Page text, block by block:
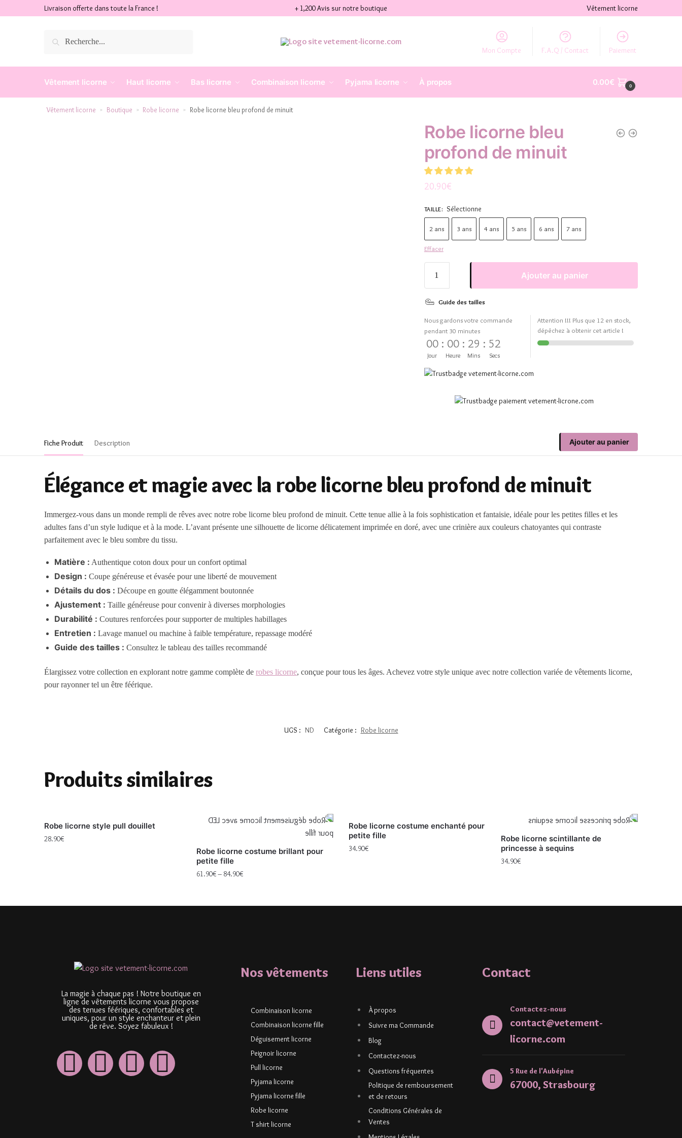
Livraison offerte dans toute la France ! + 1,200 Avis sur notre boutique Vêtement licorne
Recherche Mon Compte F.A.Q / Contact Paiement
Vêtement licorne Haut licorne Bas licorne Combinaison licorne Pyjama licorne À propos 0.00€ 0
Vêtement licorne » Boutique » Robe licorne » Robe licorne bleu profond de minuit
Robe licorne bleu
profond de minuit
20.90€
TAILLE: Sélectionne
2 ans 3 ans 4 ans 5 ans 6 ans 7 ans
Effacer
Ajouter au panier
Guide des tailles
Nous gardons votre commande
pendant 30 minutes
00
Jour
: 00
Heure
: 29
Mins
: 51
Secs
Attention !!! Plus que 12 en stock,
dépêchez à obtenir cet article !
Fiche Produit Description Ajouter au panier
Élégance et magie avec la robe licorne bleu profond de minuit
Immergez-vous dans un monde rempli de rêves avec notre robe licorne bleu profond de minuit. Cette tenue allie à la fois sophistication et fantaisie, idéale pour les petites filles et les
adultes fans d’un style ludique et à la mode. L’avant présente une silhouette de licorne délicatement imprimée en doré, avec une crinière aux couleurs chatoyantes qui contraste
parfaitement avec le bleu sombre du tissu.
Matière : Authentique coton doux pour un confort optimal
Design : Coupe généreuse et évasée pour une liberté de mouvement
Détails du dos : Découpe en goutte élégamment boutonnée
Ajustement : Taille généreuse pour convenir à diverses morphologies
Durabilité : Coutures renforcées pour supporter de multiples habillages
Entretien : Lavage manuel ou machine à faible température, repassage modéré
Guide des tailles : Consultez le tableau des tailles recommandé
Élargissez votre collection en explorant notre gamme complète derobes licorne, conçue pour tous les âges. Achevez votre style unique avec notre collection variée de vêtements licorne,
pour rayonner tel un être féérique.
UGS : ND Catégorie : Robe licorne
Produits similaires
Robe licorne style pull douillet
28.90€
Robe licorne costume brillant pour
petite fille
61.90€– 84.90€
Robe licorne costume enchanté pour
petite fille
34.90€
Robe licorne scintillante de
princesse à sequins
34.90€
La magie à chaque pas ! Notre boutique en
ligne de vêtements licorne vous propose
des tenues féériques, confortables et
uniques, pour un style enchanteur et plein
de rêve. Soyez fabuleux !
Nos vêtements
Combinaison licorne
Combinaison licorne fille
Déguisement licorne
Peignoir licorne
Pull licorne
Pyjama licorne
Pyjama licorne fille
Robe licorne
T shirt licorne
Liens utiles
À propos
Suivre ma Commande
Blog
Contactez-nous
Questions fréquentes
Politique de remboursement
et de retours
Conditions Générales de
Ventes
Contact
Contactez-nous
contact@vetement-
licorne.com
5 Rue de l'Aubépine
67000, Strasbourg